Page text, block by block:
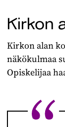
Kirkon
Kirkon alan
näkökulmaa
Opiskelijaa